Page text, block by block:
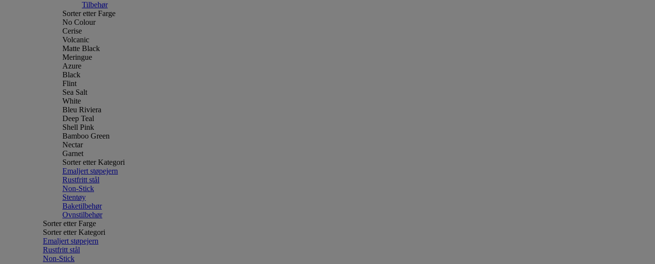
Tilbehør
Sorter etter Farge
No Colour
Cerise
Volcanic
Matte Black
Meringue
Azure
Black
Flint
Sea Salt
White
Bleu Riviera
Deep Teal
Shell Pink
Bamboo Green
Nectar
Garnet
Sorter etter Kategori
Emaljert støpejern
Rustfritt stål
Non-Stick
Stentøy
Baketilbehør
Ovnstilbehør
Sorter etter Farge
Sorter etter Kategori
Emaljert støpejern
Rustfritt stål
Non-Stick